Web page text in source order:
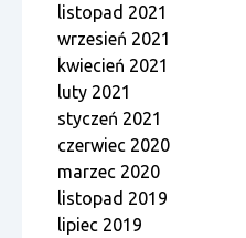
listopad 2021
wrzesień 2021
kwiecień 2021
luty 2021
styczeń 2021
czerwiec 2020
marzec 2020
listopad 2019
lipiec 2019